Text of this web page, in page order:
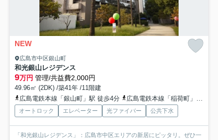
NEW
広島市中区銀山町
和光銀山レジデンス
9万円 管理/共益費2,000円
49.96㎡ (2DK) /築41年 /11階建
広島電鉄本線「銀山町」駅 徒歩4分
広島電鉄本線「稲荷町」駅 徒歩5分
オートロック エレベーター 光ファイバー 公共下水
「和光銀山レジデンス」：広島市中区エリアの新居にピッタリ。ぜひ一